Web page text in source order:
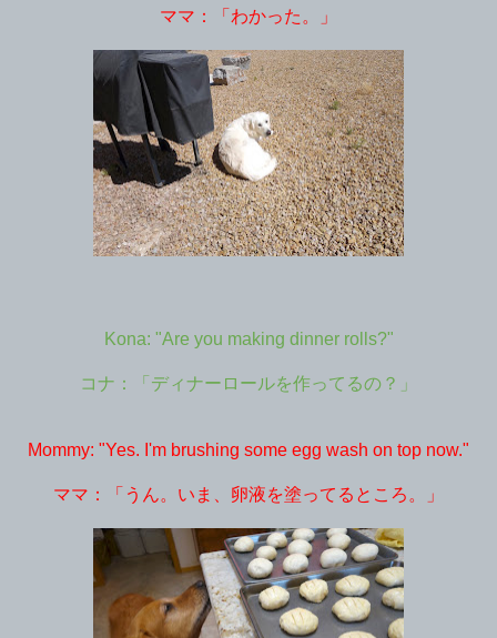
ママ：「わかった。」
Kona: "Are you making dinner rolls?"
コナ：「ディナーロールを作ってるの？」
Mommy: "Yes. I'm brushing some egg wash on top now."
ママ：「うん。いま、卵液を塗ってるところ。」